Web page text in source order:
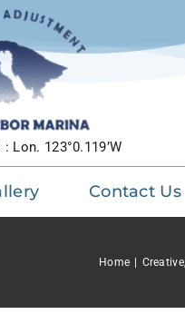
: Lon. 123°0.119’W
Contact Us
Home Creative